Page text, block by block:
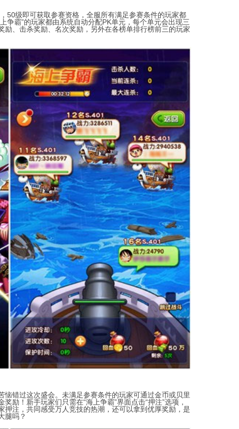
50级即可获取参赛资格，全服所有满足参赛条件的玩家都
争霸”的玩家都由系统自动分配PK单元，每个单元会出现三
、击杀奖励、名次奖励，另外在各榜单排行榜前三的玩家
错过这次盛会。未满足参赛条件的玩家可通过金币或贝里
励！新手玩家们只需在“海上争霸”界面点击“押注”选项，
注，共同感受万人竞技的热潮，还可以拿到优厚奖励，是
腿吗？